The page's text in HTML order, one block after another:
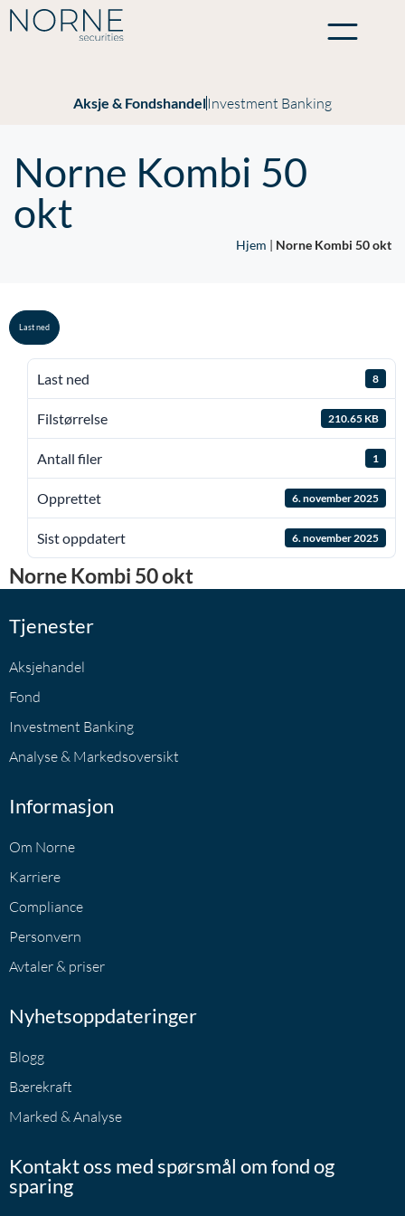
Aksje & FondshandelInvestment Banking
Norne Kombi 50
okt
Hjem | Norne Kombi 50 okt
Last ned
Last ned 8
Filstørrelse 210.65 KB
Antall filer 1
Opprettet 6. november 2025
Sist oppdatert 6. november 2025
Norne Kombi 50 okt
Tjenester
Aksjehandel
Fond
Investment Banking
Analyse & Markedsoversikt
Informasjon
Om Norne
Karriere
Compliance
Personvern
Avtaler & priser
Nyhetsoppdateringer
Blogg
Bærekraft
Marked & Analyse
Kontakt oss med spørsmål om fond og
sparing